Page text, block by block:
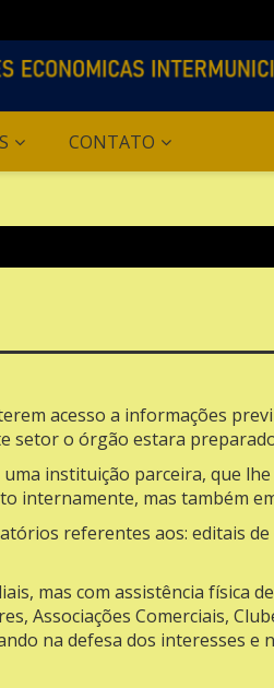
CONTATO
acesso a informações
o órgão estara
instituição parceira, que
internamente, mas também
referentes aos: editais
mas com assistência física
Associações Comerciais,
na defesa dos interesses e